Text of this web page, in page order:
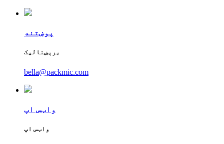
پوښتنه
برېښنالیک
bella@packmic.com
واټس اپ
واټس اپ